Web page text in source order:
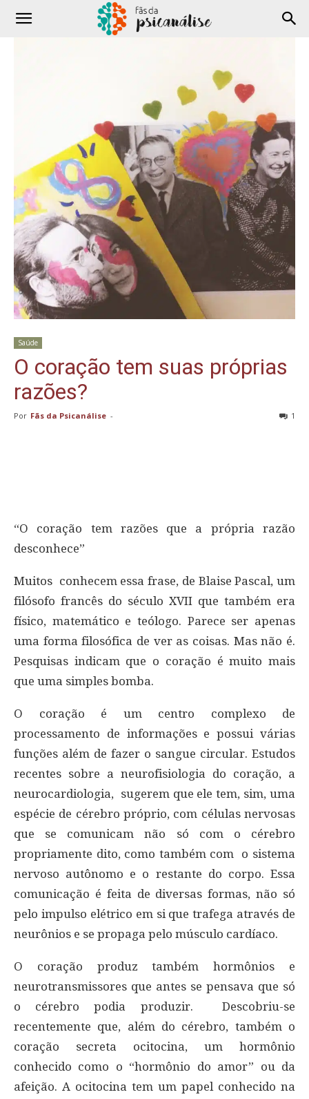
Saúde
O coração tem suas próprias
razões?
Por Fãs da Psicanálise - 1
“O coração tem razões que a própria razão
desconhece”
Muitos conhecem essa frase, de Blaise Pascal, um
filósofo francês do século XVII que também era
físico, matemático e teólogo. Parece ser apenas
uma forma filosófica de ver as coisas. Mas não é.
Pesquisas indicam que o coração é muito mais
que uma simples bomba.
O coração é um centro complexo de
processamento de informações e possui várias
funções além de fazer o sangue circular. Estudos
recentes sobre a neurofisiologia do coração, a
neurocardiologia, sugerem que ele tem, sim, uma
espécie de cérebro próprio, com células nervosas
que se comunicam não só com o cérebro
propriamente dito, como também com o sistema
nervoso autônomo e o restante do corpo. Essa
comunicação é feita de diversas formas, não só
pelo impulso elétrico em si que trafega através de
neurônios e se propaga pelo músculo cardíaco.
O coração produz também hormônios e
neurotransmissores que antes se pensava que só
o cérebro podia produzir. Descobriu-se
recentemente que, além do cérebro, também o
coração secreta ocitocina, um hormônio
conhecido como o “hormônio do amor” ou da
afeição. A ocitocina tem um papel conhecido na